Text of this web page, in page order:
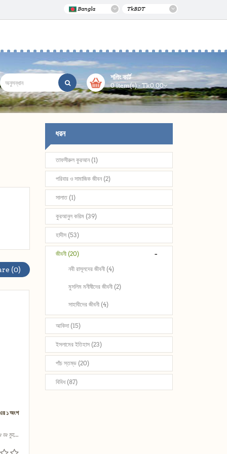
TkBDT
Bangla
শপিং কার্ট
0 item(s) - Tk0.00
(0)
১ অংশ
ডঃ মুহ...
ধরন
তাফসীরুল কুরআন (1)
পরিবার ও সামাজিক জীবন (2)
সালাত (1)
কুরআনুল করিম (39)
হাদীস (53)
জীবনী (20) -
নবী রাসূলদের জীবনী (4)
মুসলিম মনীষীদের জীবনী (2)
সাহাবীদের জীবনী (4)
আকিদা (15)
ইসলামের ইতিহাস (23)
পাঁচ স্তম্ভ (20)
বিবিধ (87)